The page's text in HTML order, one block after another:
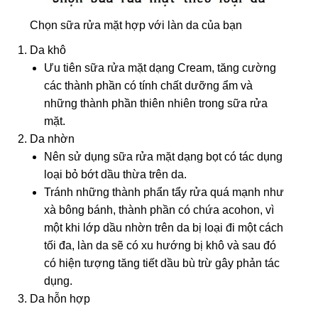
Chọn sữa rửa mặt hợp với làn da của bạn
Da khô
Ưu tiên sữa rửa mặt dạng Cream, tăng cường
các thành phần có tính chất dưỡng ẩm và
những thành phần thiên nhiên trong sữa rửa
mặt.
Da nhờn
Nên sử dụng sữa rửa mặt dạng bọt có tác dụng
loại bỏ bớt dầu thừa trên da.
Tránh những thành phẩn tẩy rửa quá mạnh như
xà bông bánh, thành phần có chứa acohon, vì
một khi lớp dầu nhờn trên da bị loại đi một cách
tối đa, làn da sẽ có xu hướng bị khô và sau đó
có hiện tượng tăng tiết dầu bù trừ gây phản tác
dụng.
Da hỗn hợp